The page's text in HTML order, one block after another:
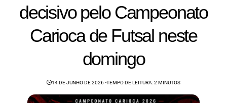
decisivo pelo Campeonato
Carioca de Futsal neste
domingo
14 DE JUNHO DE 2026 TEMPO DE LEITURA: 2 MINUTOS